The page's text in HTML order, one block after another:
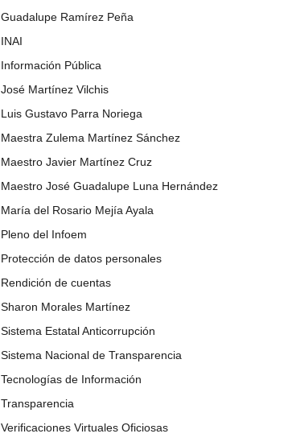
Guadalupe Ramírez Peña
INAI
Información Pública
José Martínez Vilchis
Luis Gustavo Parra Noriega
Maestra Zulema Martínez Sánchez
Maestro Javier Martínez Cruz
Maestro José Guadalupe Luna Hernández
María del Rosario Mejía Ayala
Pleno del Infoem
Protección de datos personales
Rendición de cuentas
Sharon Morales Martínez
Sistema Estatal Anticorrupción
Sistema Nacional de Transparencia
Tecnologías de Información
Transparencia
Verificaciones Virtuales Oficiosas